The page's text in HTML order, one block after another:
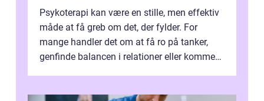
Psykoterapi kan være en stille, men effektiv
måde at få greb om det, der fylder. For
mange handler det om at få ro på tanker,
genfinde balancen i relationer eller komme